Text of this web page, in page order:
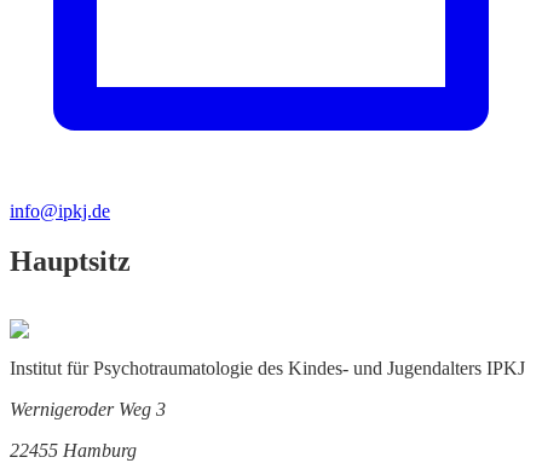
info@ipkj.de
Hauptsitz
Institut für Psychotraumatologie des Kindes- und Jugendalters IPKJ
Wernigeroder Weg 3
22455 Hamburg